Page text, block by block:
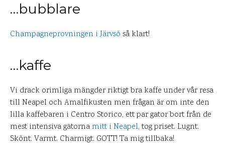
…bubblare
Champagneprovningen i Järvsö så klart!
…kaffe
Vi drack orimliga mängder riktigt bra kaffe under vår resa
till Neapel och Amalfikusten men frågan är om inte den
lilla kaffebaren i Centro Storico, ett par gator bort från de
mest intensiva gatorna mitt i Neapel, tog priset. Lugnt.
Skönt. Varmt. Charmigt. GOTT! Ta mig tillbaka!